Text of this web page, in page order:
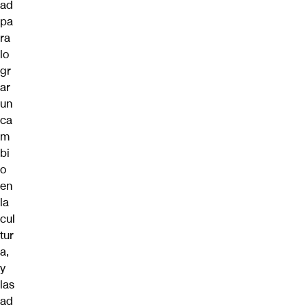
ad
pa
ra
lo
gr
ar
un
ca
m
bi
o
en
la
cul
tur
a,
y
las
ad